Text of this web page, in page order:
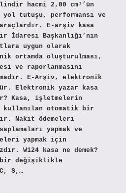
hacmi 2,00 cm³’ün
tutuşu, performansı ve
E-arşiv kasa
İdaresi Başkanlığı’nın
uygun olarak
ortamda oluşturulması,
ve raporlanmasını
E-Arşiv, elektronik
Elektronik yazar kasa
Kasa, işletmelerin
kullanılan otomatik bir
Nakit ödemeleri
yapmak ve
yapmak için
W124 kasa ne demek?
bir değişiklikle
S,…